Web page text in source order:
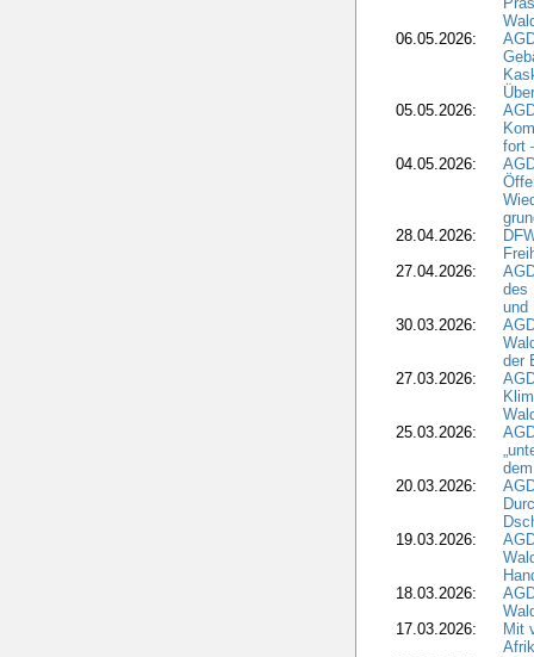
06.05.2026:
05.05.2026:
fort
04.05.2026:
28.04.2026:
27.04.2026:
des
und
30.03.2026:
der
27.03.2026:
25.03.2026:
20.03.2026:
19.03.2026:
18.03.2026:
17.03.2026:
Mit